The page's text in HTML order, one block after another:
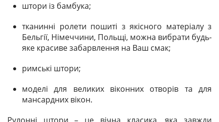
штори із бамбука;
тканинні ролети пошиті з якісного матеріалу з
Бельгії, Німеччини, Польщі, можна вибрати будь-
яке красиве забарвлення на Ваш смак;
римські штори;
моделі для великих віконних отворів та для
мансардних вікон.